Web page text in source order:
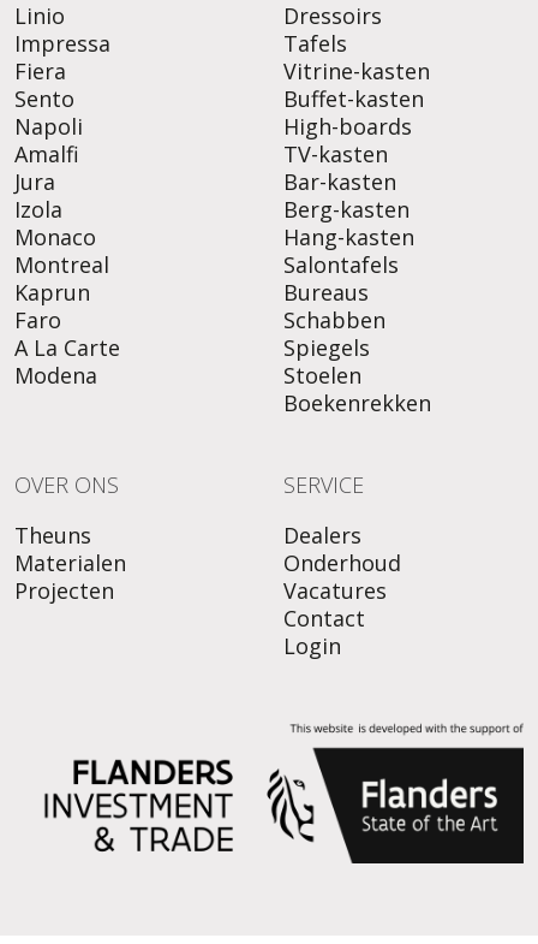
Linio
Impressa
Fiera
Sento
Napoli
Amalfi
Jura
Izola
Monaco
Montreal
Kaprun
Faro
A La Carte
Modena
Dressoirs
Tafels
Vitrine-kasten
Buffet-kasten
High-boards
TV-kasten
Bar-kasten
Berg-kasten
Hang-kasten
Salontafels
Bureaus
Schabben
Spiegels
Stoelen
Boekenrekken
OVER ONS
Theuns
Materialen
Projecten
SERVICE
Dealers
Onderhoud
Vacatures
Contact
Login